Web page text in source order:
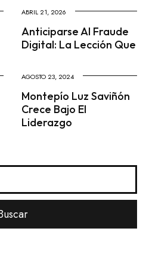
ABRIL 21, 2026
Anticiparse Al Fraude
Digital: La Lección Que
AGOSTO 23, 2024
Montepío Luz Saviñón
Crece Bajo El
Liderazgo